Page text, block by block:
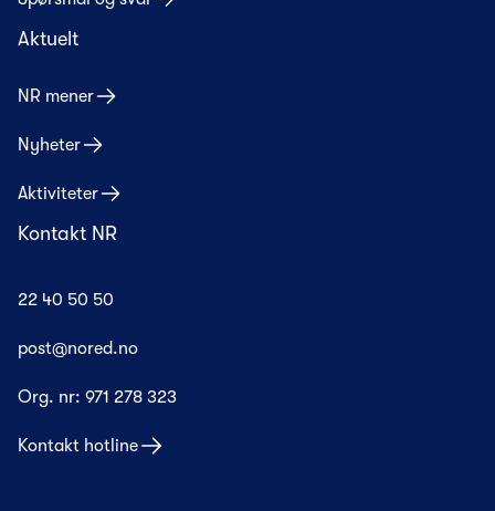
Aktuelt
NR mener
Nyheter
Aktiviteter
Kontakt NR
22 40 50 50
post@nored.no
Org. nr: 971 278 323
Kontakt hotline